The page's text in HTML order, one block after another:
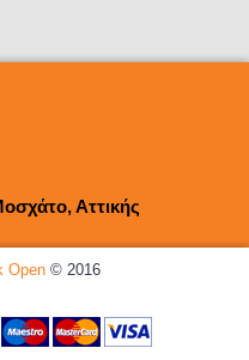
Αττικής
Open © 2016